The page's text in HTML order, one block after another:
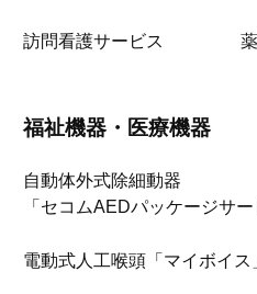
訪問看護サービス
福祉機器・医療機器
自動体外式除細動器
「セコムAEDパッケージサー
電動式人工喉頭「マイボイス